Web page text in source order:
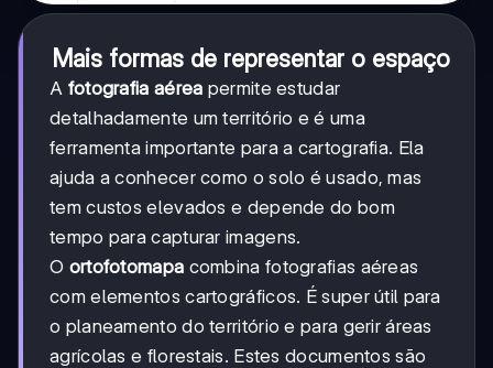
Mais formas de representar o espaço
A fotografia aérea permite estudar
detalhadamente um território e é uma
ferramenta importante para a cartografia. Ela
ajuda a conhecer como o solo é usado, mas
tem custos elevados e depende do bom
tempo para capturar imagens.
O ortofotomapa combina fotografias aéreas
com elementos cartográficos. É super útil para
o planeamento do território e para gerir áreas
agrícolas e florestais. Estes documentos são